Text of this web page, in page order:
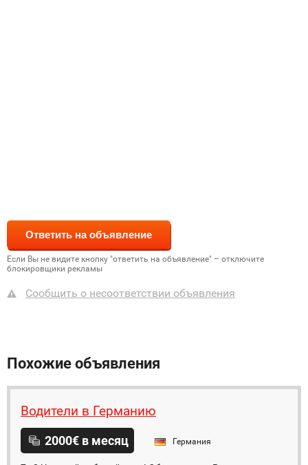
Если Вы не видите кнопку "ответить на объявление" – отключите
блокировщики рекламы
Сообщить о несоответствии объявления
Похожие объявления
Водители в Германию
2000€ в месяц Германия